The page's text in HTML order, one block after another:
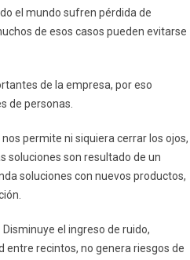
el mundo sufren pérdida de
de esos casos pueden evitarse
de la empresa, por eso
de personas.
permite ni siquiera cerrar los ojos,
soluciones son resultado de un
soluciones con nuevos productos,
el ingreso de ruido,
entre recintos, no genera riesgos de